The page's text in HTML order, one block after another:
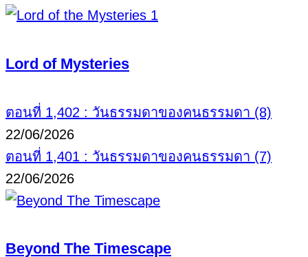
Lord of Mysteries
ตอนที่ 1,402 : วันธรรมดาของคนธรรมดา (8)
22/06/2026
ตอนที่ 1,401 : วันธรรมดาของคนธรรมดา (7)
22/06/2026
Beyond The Timescape